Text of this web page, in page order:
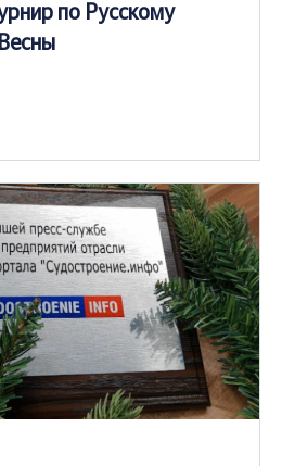
по Русскому